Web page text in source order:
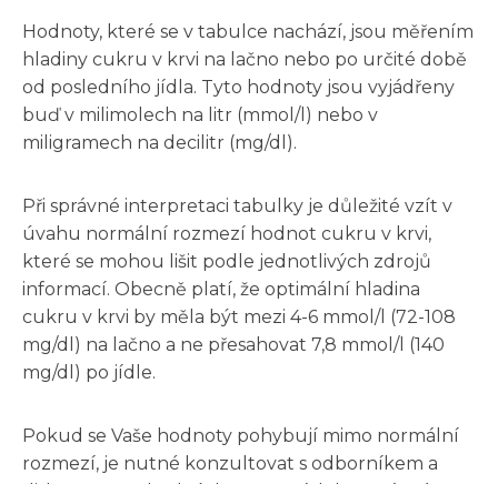
Hodnoty, které se v tabulce nachází, jsou měřením
hladiny cukru v krvi na lačno nebo po určité době
od posledního jídla. Tyto hodnoty jsou vyjádřeny
buď v milimolech na litr (mmol/l) nebo v
miligramech na decilitr (mg/dl).
Při správné interpretaci tabulky je důležité vzít v
úvahu normální rozmezí hodnot cukru v krvi,
které se mohou lišit podle jednotlivých zdrojů
informací. Obecně platí, že optimální hladina
cukru v krvi by měla být mezi 4-6 mmol/l (72-108
mg/dl) na lačno a ne přesahovat 7,8 mmol/l (140
mg/dl) po jídle.
Pokud se Vaše hodnoty pohybují mimo normální
rozmezí, je nutné konzultovat s odborníkem a